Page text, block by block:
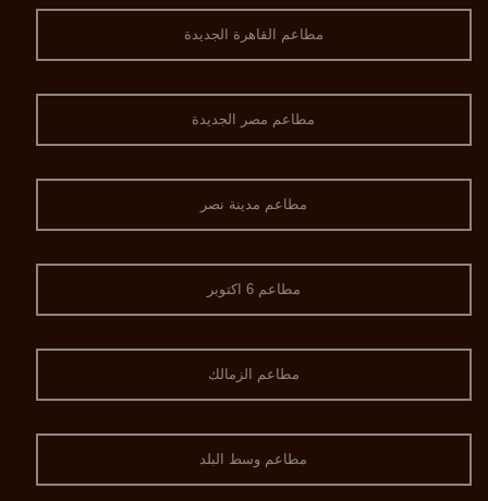
مطاعم القاهرة الجديدة
مطاعم مصر الجديدة
مطاعم مدينة نصر
مطاعم 6 اكتوبر
مطاعم الزمالك
مطاعم وسط البلد